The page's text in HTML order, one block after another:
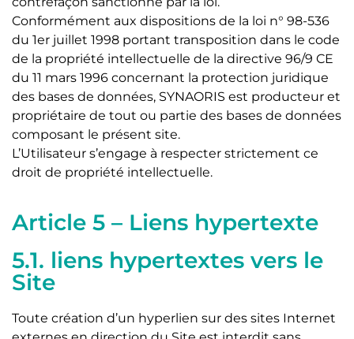
Conformément aux dispositions de la loi n° 98-536
du 1er juillet 1998 portant transposition dans le code
de la propriété intellectuelle de la directive 96/9 CE
du 11 mars 1996 concernant la protection juridique
des bases de données, SYNAORIS est producteur et
propriétaire de tout ou partie des bases de données
composant le présent site.
L’Utilisateur s’engage à respecter strictement ce
droit de propriété intellectuelle.
Article 5 – Liens hypertexte
5.1. liens hypertextes vers le
Site
Toute création d’un hyperlien sur des sites Internet